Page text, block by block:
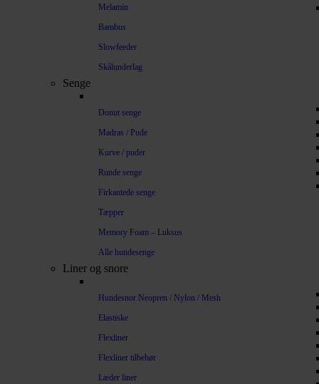
Melamin
Bambus
Slowfeeder
Skålunderlag
Senge
Donut senge
Madras / Pude
Kurve / puder
Runde senge
Firkantede senge
Tæpper
Memory Foam – Luksus
Alle hundesenge
Liner og snore
Hundesnor Neopren / Nylon / Mesh
Elastiske
Flexliner
Flexliner tilbehør
Læder liner